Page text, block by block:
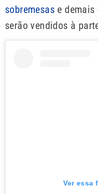
sobremesas e demais
serão vendidos à
Ver essa